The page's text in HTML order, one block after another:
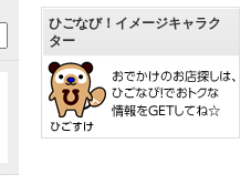
ひごなび！イメージキャラク
ター